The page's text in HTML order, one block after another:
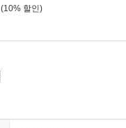
(10% 할인)